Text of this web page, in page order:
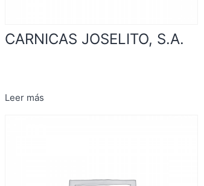
CARNICAS JOSELITO, S.A.
Leer más